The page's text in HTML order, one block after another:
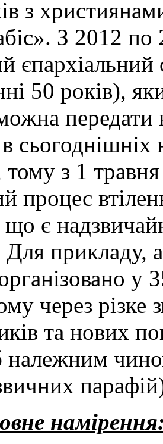
з
З 2012 по
50 років),
передати
з 1
процес
що є
прикладу,
у
через різке
та нових
належним